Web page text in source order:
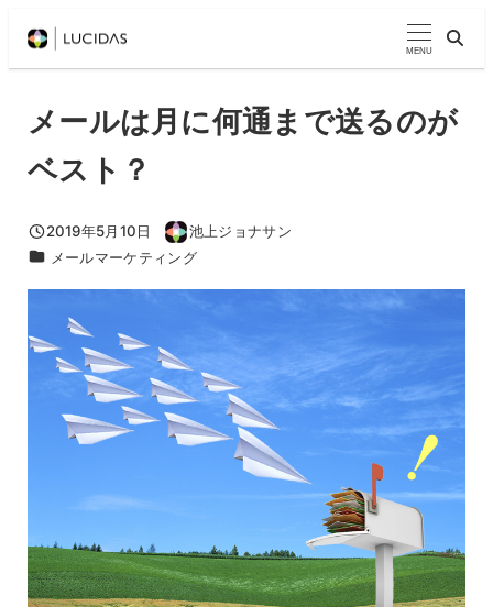
MENU
メールは月に何通まで送るのが
ベスト？
投稿日
2019年5月10日
著
者
池上ジョナサン
カテゴリー
メールマーケティング